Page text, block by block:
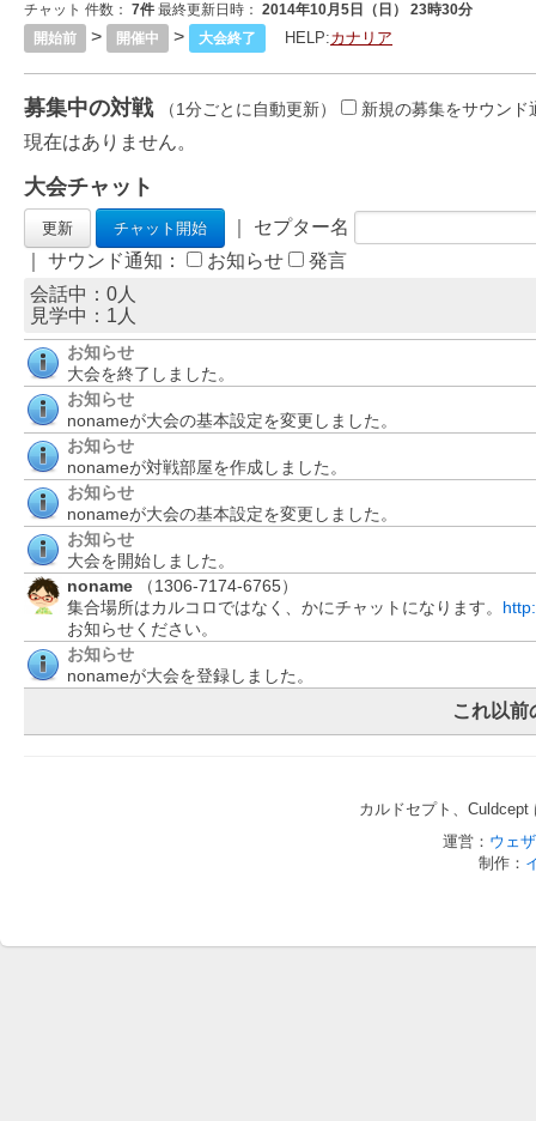
チャット 件数： 7件 最終更新日時： 2014年10月5日（日） 23時30分
開始前
> 開催中 > 大会終了 HELP:カナリア
募集中の対戦 （1分ごとに自動更新） 新規の募集をサウンド
現在はありません。
大会チャット
｜ セプター名
｜ サウンド通知：
お知らせ
発言
会話中：0人
見学中： 1 人
お知らせ
大会を終了しました。
お知らせ
nonameが大会の基本設定を変更しました。
お知らせ
nonameが対戦部屋を作成しました。
お知らせ
nonameが大会の基本設定を変更しました。
お知らせ
大会を開始しました。
noname
（1306-7174-6765）
集合場所はカルコロではなく、かにチャットになります。
お知らせください。
お知らせ
nonameが大会を登録しました。
これ以前
カルドセプト、
運営： ウェ
制作：